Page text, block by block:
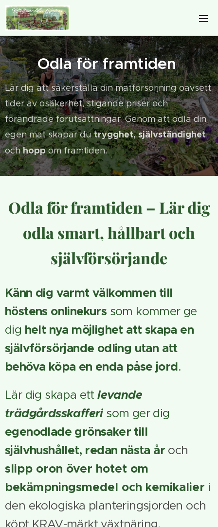
Odla för framtiden
Lär dig att säkerställa din matförsörjning oavsett
tider av osäkerhet, stigande priser och
förändrade förutsättningar. Genom att odla din
egen mat skapar dutrygghet, självständighet
ochhoppom framtiden.
Odla för framtiden – Lär dig
odla smart, hållbart och
självförsörjande
Känn dig varmt välkommen till
höstens onlinekurs som kommer ge
dig helt nya möjlighet att skapa en
självförsörjande odling utan att
behöva köpa en enda påse jord.
Lär dig skapa ettlevande
trädgårdsskafferi som ger dig
egenodlade grönsaker till
självhushållet, redan nästa år och
slipp oron över hotet om
bekämpningsmedel och kemikalier i
den ekologiska planteringsjorden och
köpt KRAV-märkt växtnäring.